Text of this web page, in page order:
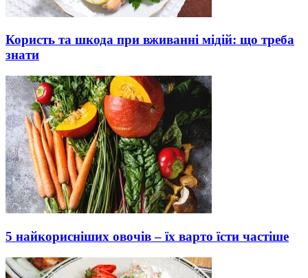
Користь та шкода при вживанні мідій: що треба
знати
5 найкорисніших овочів – їх варто їсти частіше